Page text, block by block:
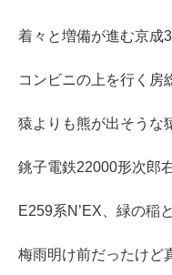
着々と増備が進む京成
コンビニの上を行く房
猿よりも熊が出そうな
銚子電鉄22000形次郎
E259系N’EX、緑の稲
梅雨明け前だったけど